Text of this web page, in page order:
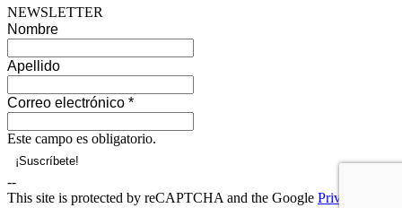
NEWSLETTER
Nombre
Apellido
Correo electrónico *
Este campo es obligatorio.
--
This site is protected by reCAPTCHA and the Google Privacy